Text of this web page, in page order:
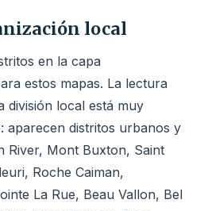
local
en la capa
estos mapas. La lectura
división local está muy
aparecen distritos urbanos y
River, Mont Buxton, Saint
Roche Caiman,
La Rue, Beau Vallon, Bel